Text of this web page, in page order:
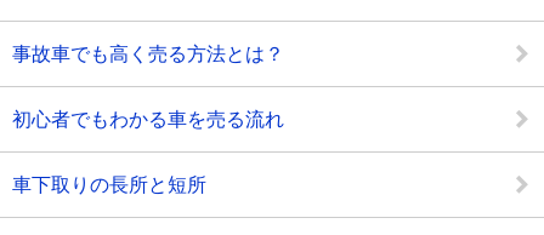
事故車でも高く売る方法とは？
初心者でもわかる車を売る流れ
車下取りの長所と短所